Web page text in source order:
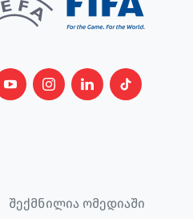
შექმნილია ომედიაში